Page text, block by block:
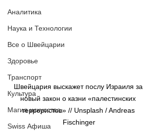
Аналитика
Наука и Технологии
Все о Швейцарии
Здоровье
Транспорт
Культура
Магия искусства
Swiss Афиша
Швейцария выскажет послу Израиля за
новый закон о казни «палестинских
террористов» // Unsplash / Andreas
Fischinger